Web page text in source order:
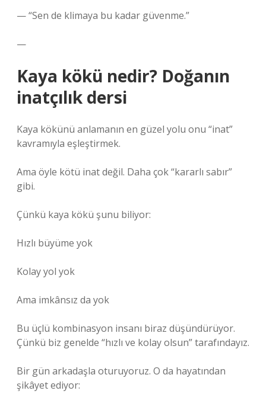
— “Sen de klimaya bu kadar güvenme.”
—
Kaya kökü nedir? Doğanın
inatçılık dersi
Kaya kökünü anlamanın en güzel yolu onu “inat”
kavramıyla eşleştirmek.
Ama öyle kötü inat değil. Daha çok “kararlı sabır”
gibi.
Çünkü kaya kökü şunu biliyor:
Hızlı büyüme yok
Kolay yol yok
Ama imkânsız da yok
Bu üçlü kombinasyon insanı biraz düşündürüyor.
Çünkü biz genelde “hızlı ve kolay olsun” tarafındayız.
Bir gün arkadaşla oturuyoruz. O da hayatından
şikâyet ediyor: